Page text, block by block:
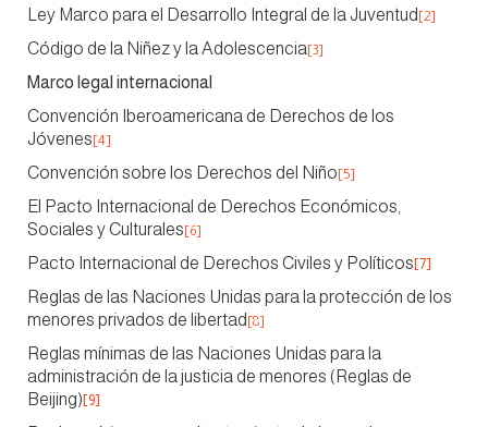
Ley Marco para el Desarrollo Integral de la Juventud [2]
Código de la Niñez y la Adolescencia[3]
Marco legal internacional
Convención Iberoamericana de Derechos de los
Jóvenes[4]
Convención sobre los Derechos del Niño[5]
El Pacto Internacional de Derechos Económicos,
Sociales y Culturales[6]
Pacto Internacional de Derechos Civiles y Políticos [7]
Reglas de las Naciones Unidas para la protección de los
menores privados de libertad [8]
Reglas mínimas de las Naciones Unidas para la
administración de la justicia de menores (Reglas de
Beijing) [9]